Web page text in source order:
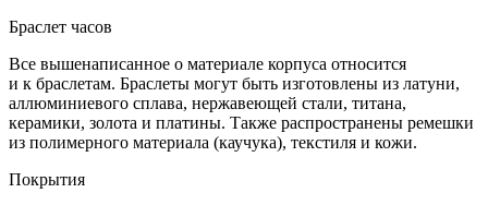
Браслет часов
Все вышенаписанное о материале корпуса относится
и к браслетам. Браслеты могут быть изготовлены из латуни,
аллюминиевого сплава, нержавеющей стали, титана,
керамики, золота и платины. Также распространены ремешки
из полимерного материала (каучука), текстиля и кожи.
Покрытия